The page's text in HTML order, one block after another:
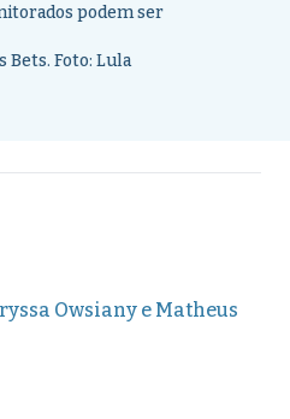
podem ser
Bets. Foto: Lula
Owsiany e Matheus